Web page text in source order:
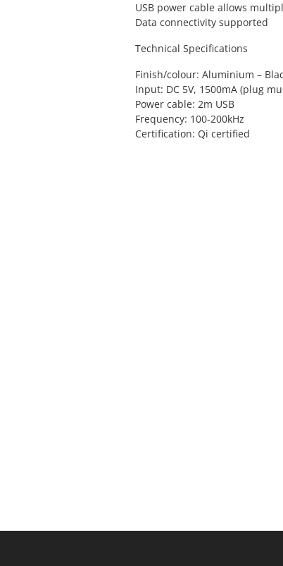
USB power cable allows
Data connectivity supported
Technical Specifications
Finish/colour: Aluminium –
Input: DC 5V, 1500mA (plug
Power cable: 2m USB
Frequency: 100-200kHz
Certification: Qi certified